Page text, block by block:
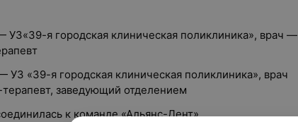
УЗ«39-я городская клиническая поликлиника», врач —
УЗ «39-я городская клиническая поликлиника», врач
заведующий отделением
к команде «Альянс-Дент»